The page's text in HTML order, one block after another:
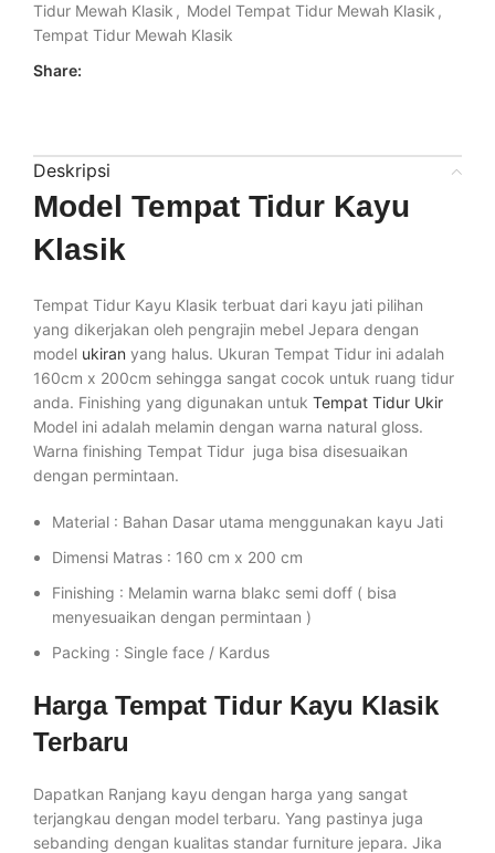
Tidur Mewah Klasik , Model Tempat Tidur Mewah Klasik ,
Tempat Tidur Mewah Klasik
Share:
Deskripsi
Model Tempat Tidur Kayu
Klasik
Tempat Tidur Kayu Klasik terbuat dari kayu jati pilihan
yang dikerjakan oleh pengrajin mebel Jepara dengan
model ukiran yang halus. Ukuran Tempat Tidur ini adalah
160cm x 200cm sehingga sangat cocok untuk ruang tidur
anda. Finishing yang digunakan untuk Tempat Tidur Ukir
Model ini adalah melamin dengan warna natural gloss.
Warna finishing Tempat Tidur juga bisa disesuaikan
dengan permintaan.
Material : Bahan Dasar utama menggunakan kayu Jati
Dimensi Matras : 160 cm x 200 cm
Finishing : Melamin warna blakc semi doff ( bisa
menyesuaikan dengan permintaan )
Packing : Single face / Kardus
Harga Tempat Tidur Kayu Klasik
Terbaru
Dapatkan Ranjang kayu dengan harga yang sangat
terjangkau dengan model terbaru. Yang pastinya juga
sebanding dengan kualitas standar furniture jepara. Jika